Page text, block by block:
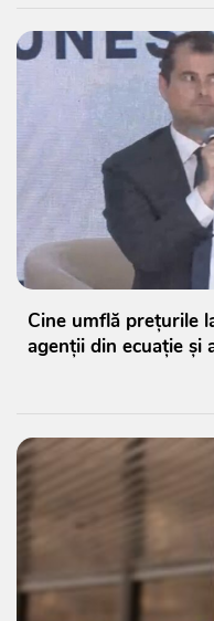
Cine umflă prețurile
agenții din ecuație și